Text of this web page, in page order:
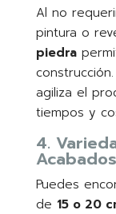
Al no
pintura o
piedra
agiliza el
tiempos y
4.
Acabados
Puedes
de 15 o 20